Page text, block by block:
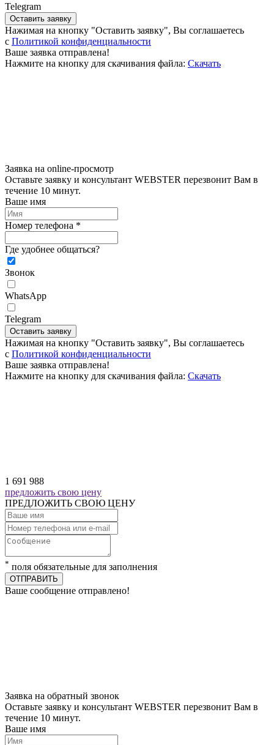
Telegram
Оставить заявку
Нажимая на кнопку "Оставить заявку", Вы соглашаетесь
c Политикой конфиденциальности
Ваше заявка отправлена!
Нажмите на кнопку для скачивания файла: Скачать
Заявка на online-просмотр
Оставьте заявку и консультант WEBSTER перезвонит Вам в
течение 10 минут.
Ваше имя
Номер телефона *
Где удобнее общаться?
Звонок
WhatsApp
Telegram
Оставить заявку
Нажимая на кнопку "Оставить заявку", Вы соглашаетесь
c Политикой конфиденциальности
Ваше заявка отправлена!
Нажмите на кнопку для скачивания файла: Скачать
1 691 988
предложить свою цену
ПРЕДЛОЖИТЬ СВОЮ ЦЕНУ
* поля обязательные для заполнения
ОТПРАВИТЬ
Ваше сообщение отправлено!
Заявка на обратный звонок
Оставьте заявку и консультант WEBSTER перезвонит Вам в
течение 10 минут.
Ваше имя